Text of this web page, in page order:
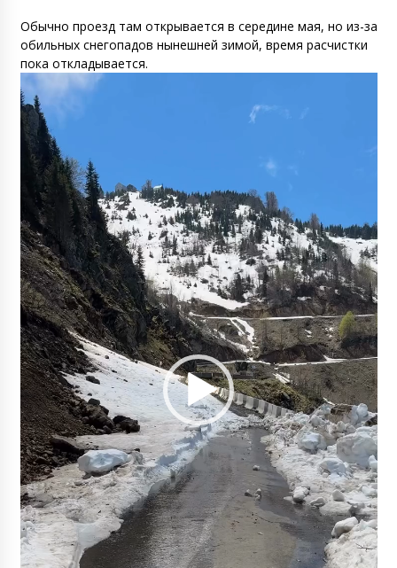
Обычно проезд там открывается в середине мая, но из-за
обильных снегопадов нынешней зимой, время расчистки
пока откладывается.
Видеоплеер